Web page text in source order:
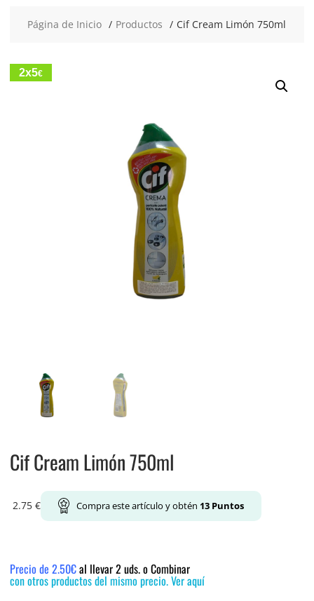
Página de Inicio Productos Cif Cream Limón 750ml
2x5€
Cif Cream Limón 750ml
2.75 € Compra este artículo y obtén 13Puntos
Precio de 2.50€al llevar 2 uds. o Combinar
con otros productos del mismo precio. Ver aquí